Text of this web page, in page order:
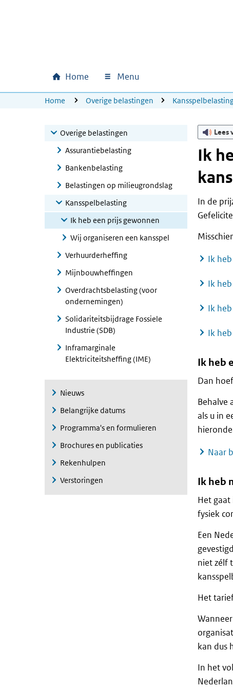
Hoofdnavigatie
Home Menu
U bevindt zich hier:
Home Overige belastingen
Overige belastingen
Assurantiebelasting
Bankenbelasting
Belastingen op milieugrondslag
Kansspelbelasting
Ik heb een prijs gewonnen
Wij organiseren een kansspel
Verhuurderheffing
Mijnbouwheffingen
Overdrachtsbelasting (voor
ondernemingen)
Solidariteitsbijdrage Fossiele
Industrie (SDB)
Inframarginale
Elektriciteitsheffing (IME)
Nieuws
Belangrijke datums
Programma's en formulieren
Brochures en publicaties
Rekenhulpen
Verstoringen
Lees
Ik
In de
Ik
Ik
Ik
Ik
Ik heb
Dan
Behalve
als u in
Naar
Ik heb
Het
fysiek
Een
niet zélf
Het
kan dus
In het